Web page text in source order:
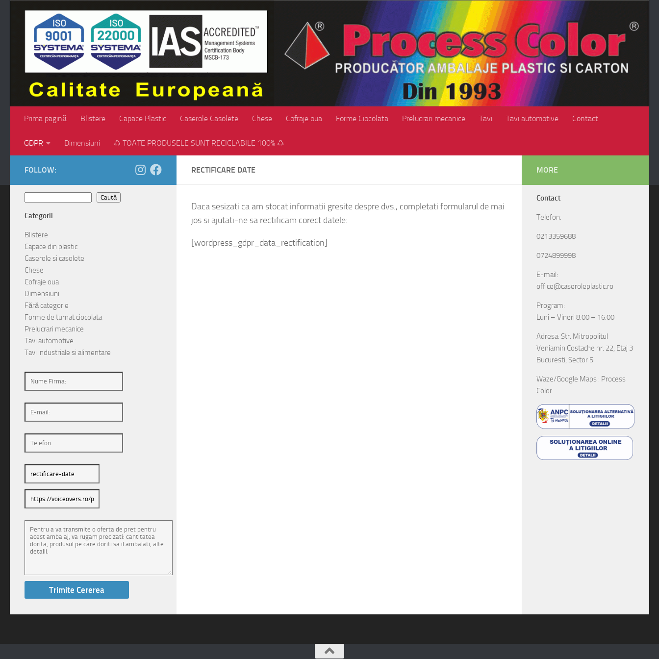
Skip to content
Prima pagină Blistere Capace Plastic Caserole Casolete Chese Cofraje oua Forme Ciocolata Prelucrari mecanice Tavi Tavi automotive Contact
GDPR Dimensiuni ♺ TOATE PRODUSELE SUNT RECICLABILE 100% ♺
RECTIFICARE DATE
Daca sesizati ca am stocat informatii gresite despre dvs., completati formularul de mai
jos si ajutati-ne sa rectificam corect datele:
[wordpress_gdpr_data_rectification]
FOLLOW:
Caută
Categorii
Blistere
Capace din plastic
Caserole si casolete
Chese
Cofraje oua
Dimensiuni
Fără categorie
Forme de turnat ciocolata
Prelucrari mecanice
Tavi automotive
Tavi industriale si alimentare
MORE
Contact
Telefon:
0213359688
0724899998
E-mail:
office@caseroleplastic.ro
Program:
Luni – Vineri 8:00 – 16:00
Adresa: Str. Mitropolitul
Veniamin Costache nr. 22, Etaj 3
Bucuresti, Sector 5
Waze/Google Maps : Process
Color